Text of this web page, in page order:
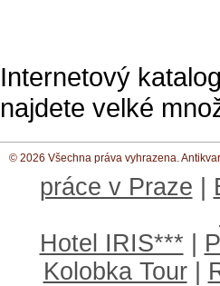
Internetový
najdete velké
© 2026 Všechna práva vyhrazena.
práce v Praze
Hotel IRIS***
Kolobka Tour